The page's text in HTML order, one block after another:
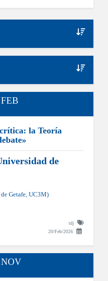
FEB
la Teoría
de
Getafe, UC3M)
tdj
20/Feb/2026
NOV